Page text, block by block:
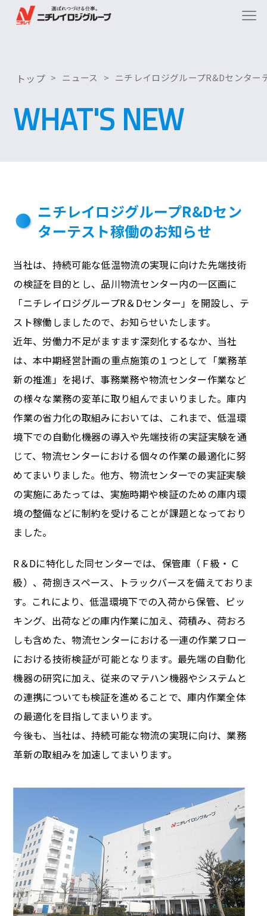
トップ ニュース ニチレイロジグループR&Dセンター
WHAT'S NEW
ニチレイロジグループR&Dセン
ターテスト稼働のお知らせ
当社は、持続可能な低温物流の実現に向けた先端技術
の検証を目的とし、品川物流センター内の一区画に
「ニチレイロジグループR＆Dセンター」を開設し、テ
スト稼働しましたので、お知らせいたします。
近年、労働力不足がますます深刻化するなか、当社
は、本中期経営計画の重点施策の１つとして「業務革
新の推進」を掲げ、事務業務や物流センター作業など
の様々な業務の変革に取り組んでまいりました。庫内
作業の省力化の取組みにおいては、これまで、低温環
境下での自動化機器の導入や先端技術の実証実験を通
じて、物流センターにおける個々の作業の最適化に努
めてまいりました。他方、物流センターでの実証実験
の実施にあたっては、実施時期や検証のための庫内環
境の整備などに制約を受けることが課題となっており
ました。
R＆Dに特化した同センターでは、保管庫（Ｆ級・Ｃ
級）、荷捌きスペース、トラックバースを備えておりま
す。これにより、低温環境下での入荷から保管、ピッ
キング、出荷などの庫内作業に加え、荷積み、荷おろ
しも含めた、物流センターにおける一連の作業フロー
における技術検証が可能となります。最先端の自動化
機器の研究に加え、従来のマテハン機器やシステムと
の連携についても検証を進めることで、庫内作業全体
の最適化を目指してまいります。
今後も、当社は、持続可能な物流の実現に向け、業務
革新の取組みを加速してまいります。